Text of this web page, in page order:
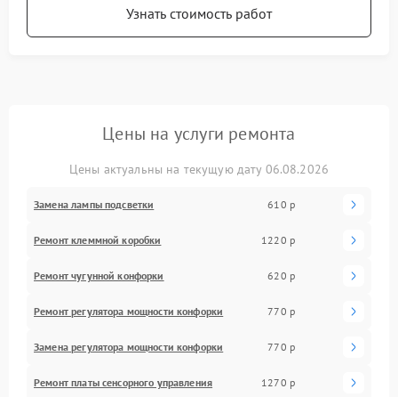
Узнать стоимость работ
Цены на услуги ремонта
Цены актуальны на текущую дату 06.08.2026
Замена лампы подсветки 610 р
Ремонт клеммной коробки 1220 р
Ремонт чугунной конфорки 620 р
Ремонт регулятора мощности конфорки 770 р
Замена регулятора мощности конфорки 770 р
Ремонт платы сенсорного управления 1270 р